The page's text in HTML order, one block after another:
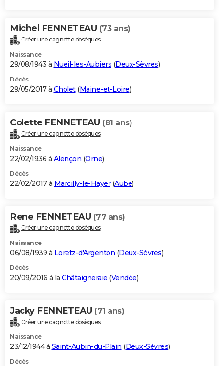
Michel FENNETEAU (73 ans)
Créer une cagnotte obsèques
Naissance
29/08/1943 à Nueil-les-Aubiers (Deux-Sèvres)
Décès
29/05/2017 à Cholet(Maine-et-Loire)
Colette FENNETEAU (81 ans)
Créer une cagnotte obsèques
Naissance
22/02/1936 à Alençon (Orne)
Décès
22/02/2017 à Marcilly-le-Hayer(Aube)
Rene FENNETEAU (77 ans)
Créer une cagnotte obsèques
Naissance
06/08/1939 à Loretz-d'Argenton (Deux-Sèvres)
Décès
20/09/2016 à la Châtaigneraie (Vendée)
Jacky FENNETEAU (71 ans)
Créer une cagnotte obsèques
Naissance
23/12/1944 à Saint-Aubin-du-Plain (Deux-Sèvres)
Décès